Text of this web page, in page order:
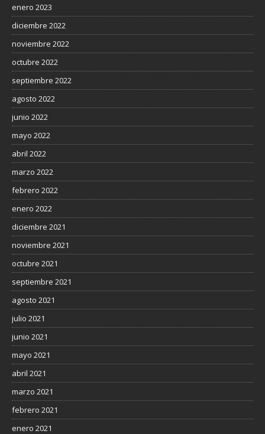
enero 2023
diciembre 2022
noviembre 2022
octubre 2022
septiembre 2022
agosto 2022
junio 2022
mayo 2022
abril 2022
marzo 2022
febrero 2022
enero 2022
diciembre 2021
noviembre 2021
octubre 2021
septiembre 2021
agosto 2021
julio 2021
junio 2021
mayo 2021
abril 2021
marzo 2021
febrero 2021
enero 2021